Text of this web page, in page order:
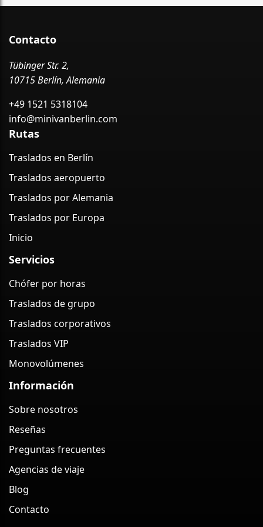
Contacto
Tübinger Str. 2,
10715 Berlín, Alemania
+49 1521 5318104
info@minivanberlin.com
Rutas
Traslados en Berlín
Traslados aeropuerto
Traslados por Alemania
Traslados por Europa
Inicio
Servicios
Chófer por horas
Traslados de grupo
Traslados corporativos
Traslados VIP
Monovolúmenes
Información
Sobre nosotros
Reseñas
Preguntas frecuentes
Agencias de viaje
Blog
Contacto